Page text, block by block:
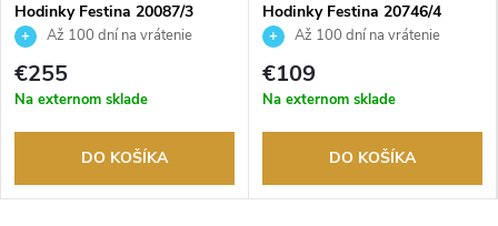
Hodinky Festina 20087/3
Až 100 dní na vrátenie
tovaru. Autorizovaný predajca.
€255
Na externom sklade
DO KOŠÍKA
Hodinky Festina 20746/4
Až 100 dní na vrátenie
tovaru. Autorizovaný predajca.
€109
Na externom sklade
DO KOŠÍKA